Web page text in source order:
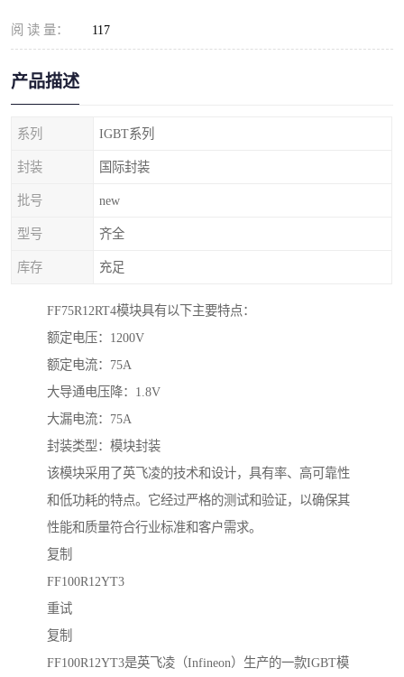
阅 读 量： 117
产品描述
系列 IGBT系列
封装 国际封装
批号 new
型号 齐全
库存 充足
FF75R12RT4模块具有以下主要特点：
额定电压：1200V
额定电流：75A
大导通电压降：1.8V
大漏电流：75A
封装类型：模块封装
该模块采用了英飞凌的技术和设计，具有率、高可靠性
和低功耗的特点。它经过严格的测试和验证，以确保其
性能和质量符合行业标准和客户需求。
复制
FF100R12YT3
重试
复制
FF100R12YT3是英飞凌（Infineon）生产的一款IGBT模